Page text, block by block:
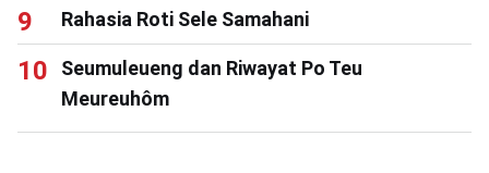
Rahasia Roti Sele Samahani
Seumuleueng dan Riwayat Po Teu
Meureuhôm